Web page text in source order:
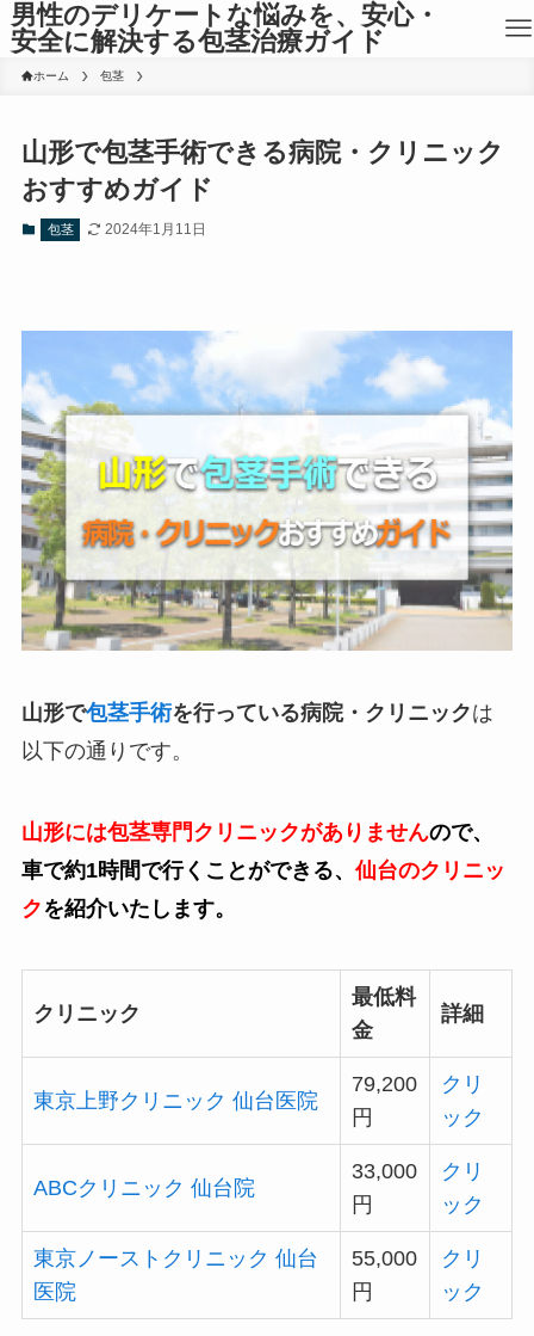
男性のデリケートな悩みを、安心・
安全に解決する包茎治療ガイド
ホーム 包茎
山形で包茎手術できる病院・クリニック
おすすめガイド
包茎 2024年1月11日
山形で包茎手術を行っている病院・クリニックは
以下の通りです。
山形には包茎専門クリニックがありませんので、
車で約1時間で行くことができる、 仙台のクリニッ
クを紹介いたします。
クリニック
最低料
金
詳細
東京上野クリニック 仙台医院
79,200
円
クリ
ック
ABCクリニック 仙台院
33,000
円
クリ
ック
東京ノーストクリニック 仙台
医院
55,000
円
クリ
ック